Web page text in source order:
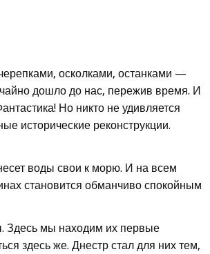
осколками, останками —
дошло до нас, пережив время. И
Но никто не удивляется
исторические реконструкции.
воды свои к морю. И на всем
становится обманчиво спокойным
Здесь мы находим их первые
здесь же. Днестр стал для них тем,